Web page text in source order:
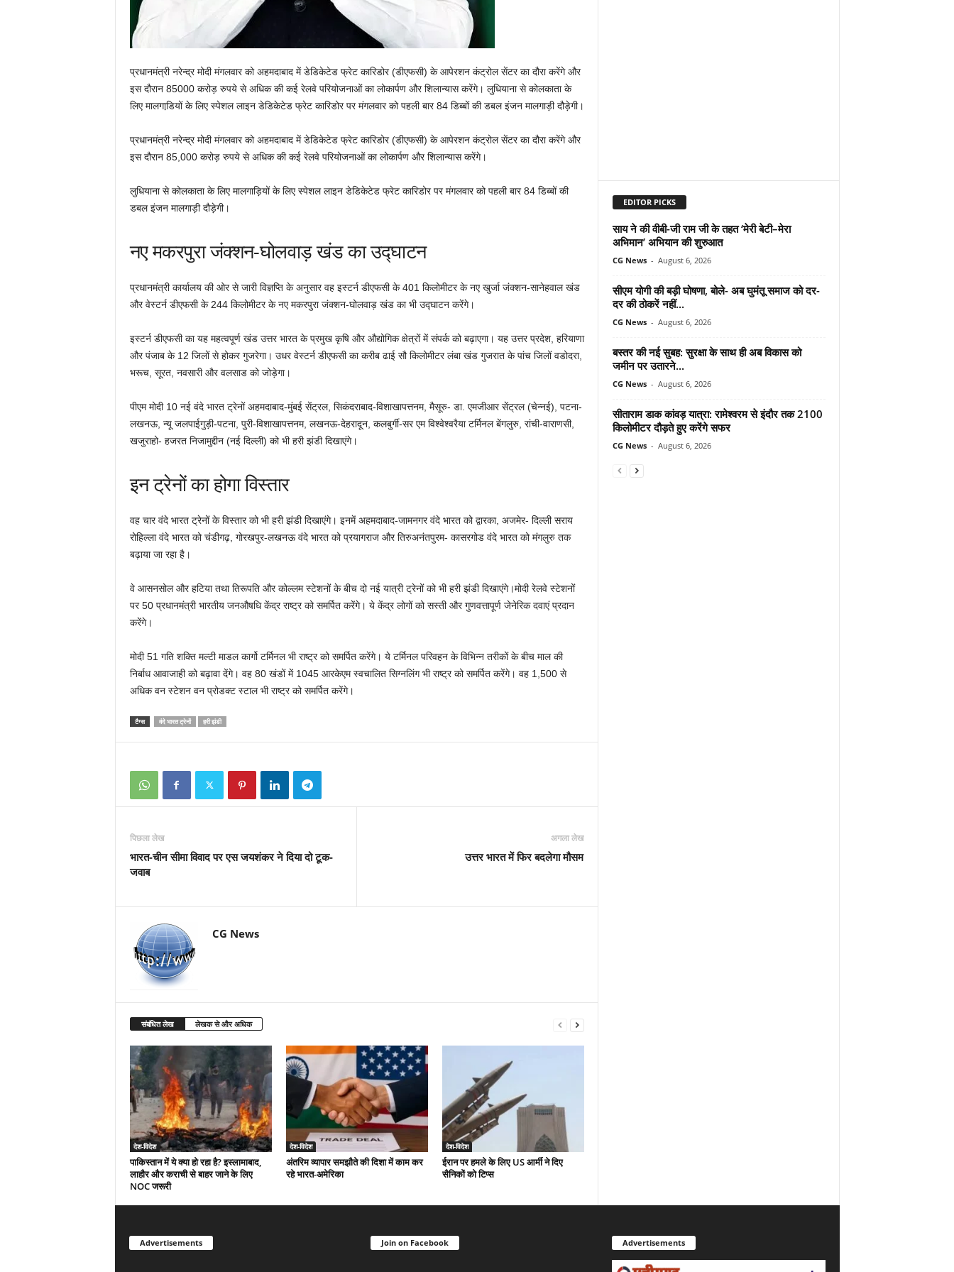
प्रधानमंत्री नरेन्द्र मोदी मंगलवार को अहमदाबाद में डेडिकेटेड फ्रेट कारिडोर (डीएफसी) के आपेरशन कंट्रोल सेंटर का दौरा करेंगे और
इस दौरान 85000 करोड़ रुपये से अधिक की कई रेलवे परियोजनाओं का लोकार्पण और शिलान्यास करेंगे। लुधियाना से कोलकाता के
लिए मालगाडि़यों के लिए स्पेशल लाइन डेडिकेटेड फ्रेट कारिडोर पर मंगलवार को पहली बार 84 डिब्बों की डबल इंजन मालगाड़ी दौड़ेगी।
प्रधानमंत्री नरेन्द्र मोदी मंगलवार को अहमदाबाद में डेडिकेटेड फ्रेट कारिडोर (डीएफसी) के आपेरशन कंट्रोल सेंटर का दौरा करेंगे और
इस दौरान 85,000 करोड़ रुपये से अधिक की कई रेलवे परियोजनाओं का लोकार्पण और शिलान्यास करेंगे।
लुधियाना से कोलकाता के लिए मालगाड़ि‍यों के लिए स्पेशल लाइन डेडिकेटेड फ्रेट कारिडोर पर मंगलवार को पहली बार 84 डिब्बों की
डबल इंजन मालगाड़ी दौड़ेगी।
नए मकरपुरा जंक्शन-घोलवाड़ खंड का उद्घाटन
प्रधानमंत्री कार्यालय की ओर से जारी विज्ञप्ति के अनुसार वह इस्टर्न डीएफसी के 401 किलोमीटर के नए खुर्जा जंक्शन-सानेहवाल खंड
और वेस्टर्न डीएफसी के 244 किलोमीटर के नए मकरपुरा जंक्शन-घोलवाड़ खंड का भी उद्घाटन करेंगे।
इस्टर्न डीएफसी का यह महत्वपूर्ण खंड उत्तर भारत के प्रमुख कृषि और औद्योगिक क्षेत्रों में संपर्क को बढ़ाएगा। यह उत्तर प्रदेश, हरियाणा
और पंजाब के 12 जिलों से होकर गुजरेगा। उधर वेस्टर्न डीएफसी का करीब ढाई सौ किलोमीटर लंबा खंड गुजरात के पांच जिलों वडोदरा,
भरूच, सूरत, नवसारी और वलसाड को जोड़ेगा।
पीएम मोदी 10 नई वंदे भारत ट्रेनों अहमदाबाद-मुंबई सेंट्रल, सिकंदराबाद-विशाखापत्तनम, मैसूरु- डा. एमजीआर सेंट्रल (चेन्नई), पटना-
लखनऊ, न्यू जलपाईगुड़ी-पटना, पुरी-विशाखापत्तनम, लखनऊ-देहरादून, कलबुर्गी-सर एम विश्वेश्वरैया टर्मिनल बेंगलुरु, रांची-वाराणसी,
खजुराहो- हजरत निजामुद्दीन (नई दिल्ली) को भी हरी झंडी दिखाएंगे।
इन ट्रेनों का होगा विस्‍तार
वह चार वंदे भारत ट्रेनों के विस्तार को भी हरी झंडी दिखाएंगे। इनमें अहमदाबाद-जामनगर वंदे भारत को द्वारका, अजमेर- दिल्ली सराय
रोहिल्ला वंदे भारत को चंडीगढ़, गोरखपुर-लखनऊ वंदे भारत को प्रयागराज और तिरुअनंतपुरम- कासरगोड वंदे भारत को मंगलुरु तक
बढ़ाया जा रहा है।
वे आसनसोल और हटिया तथा तिरूपति और कोल्लम स्टेशनों के बीच दो नई यात्री ट्रेनों को भी हरी झंडी दिखाएंगे।मोदी रेलवे स्टेशनों
पर 50 प्रधानमंत्री भारतीय जनऔषधि केंद्र राष्ट्र को समर्पित करेंगे। ये केंद्र लोगों को सस्ती और गुणवत्तापूर्ण जेनेरिक दवाएं प्रदान
करेंगे।
मोदी 51 गति शक्ति मल्टी माडल कार्गो टर्मिनल भी राष्ट्र को समर्पित करेंगे। ये टर्मिनल परिवहन के विभिन्न तरीकों के बीच माल की
निर्बाध आवाजाही को बढ़ावा देंगे। वह 80 खंडों में 1045 आरकेएम स्वचालित सिग्नलि‍ंग भी राष्ट्र को समर्पित करेंगे। वह 1,500 से
अधिक वन स्टेशन वन प्रोडक्ट स्टाल भी राष्ट्र को समर्पित करेंगे।
टैग्स वंदे भारत ट्रेनों हरी झंडी
पिछला लेख
भारत-चीन सीमा विवाद पर एस जयशंकर ने दिया दो टूक-
जवाब
अगला लेख
उत्तर भारत में फिर बदलेगा मौसम
CG News
संबंधित लेख लेखक से और अधिक
देश-विदेश
पाकिस्तान में ये क्या हो रहा है? इस्लामाबाद,
लाहौर और कराची से बाहर जाने के लिए
NOC जरूरी
देश-विदेश
अंतरिम व्यापार समझौते की दिशा में काम कर
रहे भारत-अमेरिका
देश-विदेश
ईरान पर हमले के लिए US आर्मी ने दिए
सैनिकों को टिप्स
EDITOR PICKS
साय ने की वीबी-जी राम जी के तहत ‘मेरी बेटी–मेरा
अभिमान’ अभियान की शुरुआत
CG News - August 6, 2026
सीएम योगी की बड़ी घोषणा, बोले- अब घुमंतू समाज को दर-
दर की ठोकरें नहीं...
CG News - August 6, 2026
बस्तर की नई सुबह: सुरक्षा के साथ ही अब विकास को
जमीन पर उतारने...
CG News - August 6, 2026
सीताराम डाक कांवड़ यात्रा: रामेश्वरम से इंदौर तक 2100
किलोमीटर दौड़ते हुए करेंगे सफर
CG News - August 6, 2026
Advertisements Join on Facebook Advertisements